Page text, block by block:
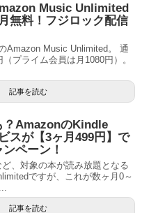
Music Unlimited
無料！フジロック配信
Amazon Music Unlimited。 通
プライム会員は月1080円）。
記事を読む
？AmazonのKindle
スが【3ヶ月499円】で
ペーン！
、対象の本が読み放題となる
ですが、これが数ヶ月0～
記事を読む